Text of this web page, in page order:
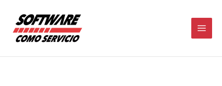
contenido